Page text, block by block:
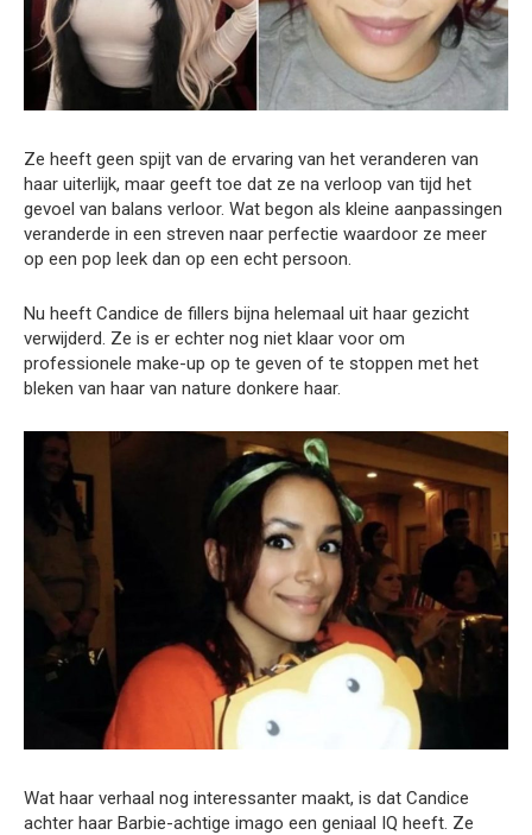
Ze heeft geen spijt van de ervaring van het veranderen van
haar uiterlijk, maar geeft toe dat ze na verloop van tijd het
gevoel van balans verloor. Wat begon als kleine aanpassingen
veranderde in een streven naar perfectie waardoor ze meer
op een pop leek dan op een echt persoon.
Nu heeft Candice de fillers bijna helemaal uit haar gezicht
verwijderd. Ze is er echter nog niet klaar voor om
professionele make-up op te geven of te stoppen met het
bleken van haar van nature donkere haar.
Wat haar verhaal nog interessanter maakt, is dat Candice
achter haar Barbie-achtige imago een geniaal IQ heeft. Ze